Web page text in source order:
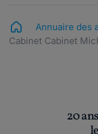
Annuaire des
Cabinet Cabinet
20